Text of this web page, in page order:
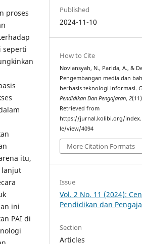
proses
seperti
itu,
lanjut
ini
PAI di
Published
2024-11-10
How to Cite
Noviansyah, N., Parida, A., &
Pengembangan media dan
berbasis teknologi informasi.
Pendidikan Dan Pengajaran,2
Retrieved from
https://jurnal.kolibi.org/
le/view/4094
More Citation Formats
Issue
Vol. 2 No. 11 (2024):
Pendidikan dan
Section
Articles